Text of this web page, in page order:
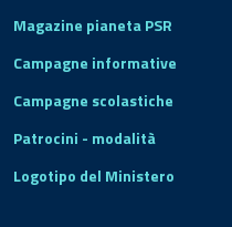
Magazine pianeta PSR
Campagne informative
Campagne scolastiche
Patrocini - modalità
Logotipo del Ministero